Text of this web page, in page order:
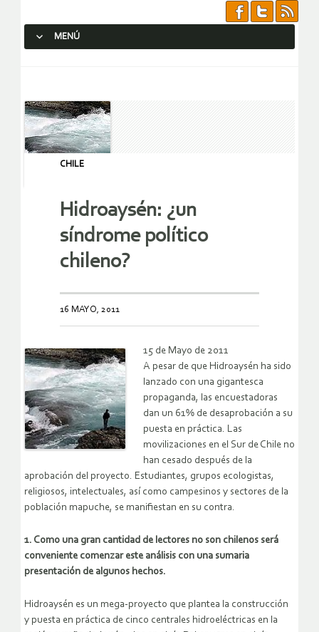
MENÚ
CHILE
Hidroaysén: ¿un
síndrome político
chileno?
16 MAYO, 2011
15 de Mayo de 2011
A pesar de que Hidroaysén ha sido
lanzado con una gigantesca
propaganda, las encuestadoras
dan un 61% de desaprobación a su
puesta en práctica. Las
movilizaciones en el Sur de Chile no
han cesado después de la
aprobación del proyecto. Estudiantes, grupos ecologistas,
religiosos, intelectuales, así como campesinos y sectores de la
población mapuche, se manifiestan en su contra.
1. Como una gran cantidad de lectores no son chilenos será
conveniente comenzar este análisis con una sumaria
presentación de algunos hechos.
Hidroaysén es un mega-proyecto que plantea la construcción
y puesta en práctica de cinco centrales hidroeléctricas en la